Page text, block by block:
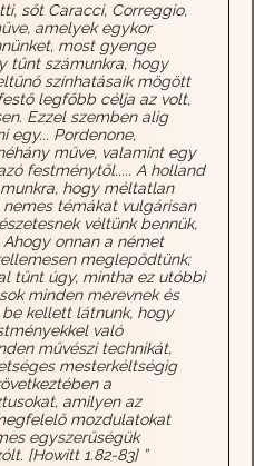
sőt Caracci, Correggio,
amelyek egykor
most gyenge
tűnt számunkra, hogy
színhatásaik mögött
legfőbb célja az volt,
Ezzel szemben alig
egy... Pordenone,
műve, valamint egy
festménytől..... A holland
hogy méltatlan
témákat vulgárisan
véltünk bennük,
onnan a német
meglepődtünk;
tűnt úgy, mintha ez utóbbi
minden merevnek és
kellett látnunk, hogy
való
művészi technikát,
mesterkéltségig
a
amilyen az
mozdulatokat
egyszerűségük
[Howitt 1.82-83] ”